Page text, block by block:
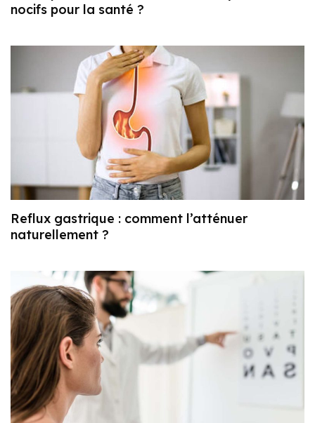
nocifs pour la santé ?
Reflux gastrique : comment l’atténuer
naturellement ?